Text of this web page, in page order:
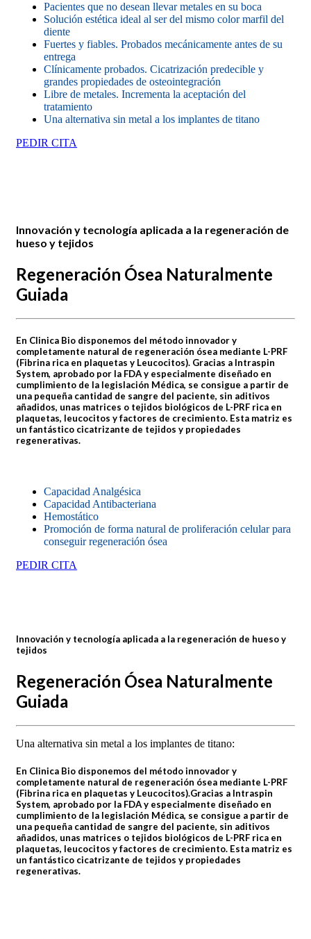
Pacientes que no desean llevar metales en su boca
Solución estética ideal al ser del mismo color marfil del
diente
Fuertes y fiables. Probados mecánicamente antes de su
entrega
Clínicamente probados. Cicatrización predecible y
grandes propiedades de osteointegración
Libre de metales. Incrementa la aceptación del
tratamiento
Una alternativa sin metal a los implantes de titano
PEDIR CITA
Innovación y tecnología aplicada a la regeneración de
hueso y tejidos
Regeneración Ósea Naturalmente
Guiada
En Clinica Bio disponemos del método innovador y
completamente natural de regeneración ósea mediante L-PRF
(Fibrina rica en plaquetas y Leucocitos). Gracias a Intraspin
System, aprobado por la FDA y especialmente diseñado en
cumplimiento de la legislación Médica, se consigue a partir de
una pequeña cantidad de sangre del paciente, sin aditivos
añadidos, unas matrices o tejidos biológicos de L-PRF rica en
plaquetas, leucocitos y factores de crecimiento. Esta matriz es
un fantástico cicatrizante de tejidos y propiedades
regenerativas.
Capacidad Analgésica
Capacidad Antibacteriana
Hemostático
Promoción de forma natural de proliferación celular para
conseguir regeneración ósea
PEDIR CITA
Innovación y tecnología aplicada a la regeneración de hueso y
tejidos
Regeneración Ósea Naturalmente
Guiada
Una alternativa sin metal a los implantes de titano:
En Clinica Bio disponemos del método innovador y
completamente natural de regeneración ósea mediante L-PRF
(Fibrina rica en plaquetas y Leucocitos).Gracias a Intraspin
System, aprobado por la FDA y especialmente diseñado en
cumplimiento de la legislación Médica, se consigue a partir de
una pequeña cantidad de sangre del paciente, sin aditivos
añadidos, unas matrices o tejidos biológicos de L-PRF rica en
plaquetas, leucocitos y factores de crecimiento. Esta matriz es
un fantástico cicatrizante de tejidos y propiedades
regenerativas.